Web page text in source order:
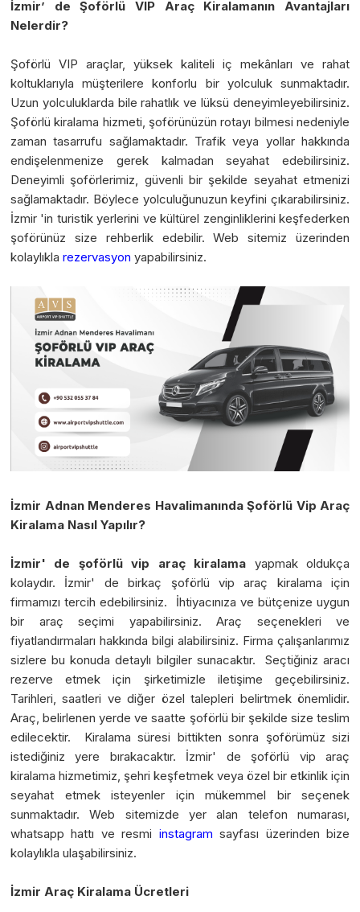
İzmir’ de Şoförlü VIP Araç Kiralamanın Avantajları
Nelerdir?
Şoförlü VIP araçlar, yüksek kaliteli iç mekânları ve rahat
koltuklarıyla müşterilere konforlu bir yolculuk sunmaktadır.
Uzun yolculuklarda bile rahatlık ve lüksü deneyimleyebilirsiniz.
Şoförlü kiralama hizmeti, şoförünüzün rotayı bilmesi nedeniyle
zaman tasarrufu sağlamaktadır. Trafik veya yollar hakkında
endişelenmenize gerek kalmadan seyahat edebilirsiniz.
Deneyimli şoförlerimiz, güvenli bir şekilde seyahat etmenizi
sağlamaktadır. Böylece yolculuğunuzun keyfini çıkarabilirsiniz.
İzmir 'in turistik yerlerini ve kültürel zenginliklerini keşfederken
şoförünüz size rehberlik edebilir. Web sitemiz üzerinden
kolaylıkla rezervasyon yapabilirsiniz.
İzmir Adnan Menderes Havalimanında Şoförlü Vip Araç
Kiralama Nasıl Yapılır?
İzmir' de şoförlü vip araç kiralama yapmak oldukça
kolaydır. İzmir' de birkaç şoförlü vip araç kiralama için
firmamızı tercih edebilirsiniz. İhtiyacınıza ve bütçenize uygun
bir araç seçimi yapabilirsiniz. Araç seçenekleri ve
fiyatlandırmaları hakkında bilgi alabilirsiniz. Firma çalışanlarımız
sizlere bu konuda detaylı bilgiler sunacaktır. Seçtiğiniz aracı
rezerve etmek için şirketimizle iletişime geçebilirsiniz.
Tarihleri, saatleri ve diğer özel talepleri belirtmek önemlidir.
Araç, belirlenen yerde ve saatte şoförlü bir şekilde size teslim
edilecektir. Kiralama süresi bittikten sonra şoförümüz sizi
istediğiniz yere bırakacaktır. İzmir' de şoförlü vip araç
kiralama hizmetimiz, şehri keşfetmek veya özel bir etkinlik için
seyahat etmek isteyenler için mükemmel bir seçenek
sunmaktadır. Web sitemizde yer alan telefon numarası,
whatsapp hattı ve resmi instagram sayfası üzerinden bize
kolaylıkla ulaşabilirsiniz.
İzmir Araç Kiralama Ücretleri